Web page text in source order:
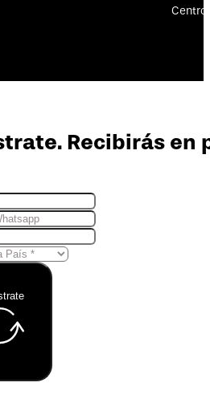
Centro
Recibirás en